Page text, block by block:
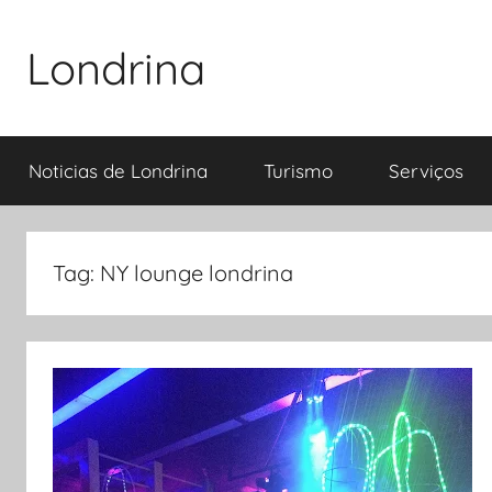
Londrina
Noticias de Londrina Turismo Serviços
Tag: NY lounge londrina